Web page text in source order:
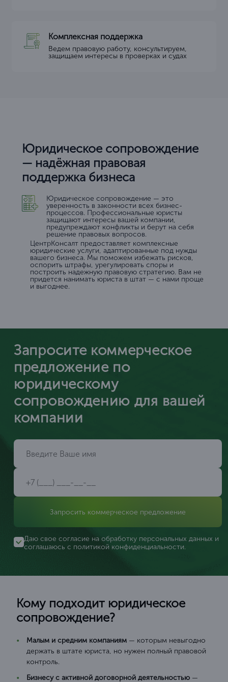
Комплексная поддержка
Ведем правовую работу, консультируем,
защищаем интересы в проверках и судах
Юридическое сопровождение
— надёжная правовая
поддержка бизнеса
Юридическое сопровождение — это
уверенность в законности всех бизнес-
процессов. Профессиональные юристы
защищают интересы вашей компании,
предупреждают конфликты и берут на себя
решение правовых вопросов.
ЦентрКонсалт предоставляет комплексные
юридические услуги, адаптированные под нужды
вашего бизнеса. Мы поможем избежать рисков,
оспорить штрафы, урегулировать споры и
построить надежную правовую стратегию. Вам не
придется нанимать юриста в штат — с нами проще
и выгоднее.
Запросите коммерческое
предложение по
юридическому
сопровождению для вашей
компании
Запросить коммерческое предложение
Даю свое согласие на обработку персональных данных и
соглашаюсь с политикой конфиденциальности.
Кому подходит юридическое
сопровождение?
Малым и средним компаниям — которым невыгодно
держать в штате юриста, но нужен полный правовой
контроль.
Бизнесу с активной договорной деятельностью —